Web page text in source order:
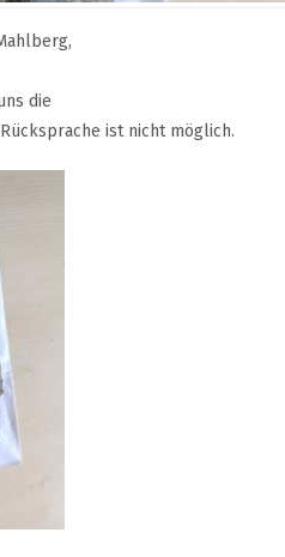
die
ist nicht möglich.